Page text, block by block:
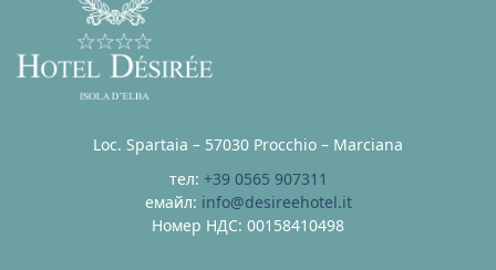
Loc. Spartaia – 57030 Procchio – Marciana
тел: +39 0565 907311
емайл: info@desireehotel.it
Номер НДС: 00158410498